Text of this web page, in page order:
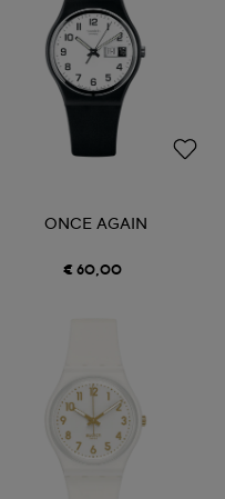
ONCE AGAIN
€ 60,00